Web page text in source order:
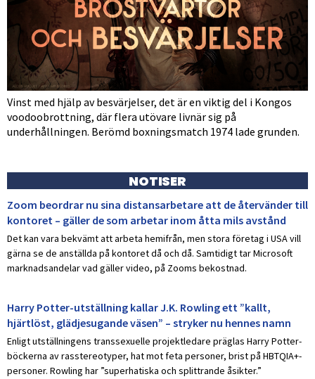
Vinst med hjälp av besvärjelser, det är en viktig del i Kongos
voodoobrottning, där flera utövare livnär sig på
underhållningen. Berömd boxningsmatch 1974 lade grunden.
NOTISER
Zoom beordrar nu sina distansarbetare att de återvänder till
kontoret – gäller de som arbetar inom åtta mils avstånd
Det kan vara bekvämt att arbeta hemifrån, men stora företag i USA vill
gärna se de anställda på kontoret då och då. Samtidigt tar Microsoft
marknadsandelar vad gäller video, på Zooms bekostnad.
Harry Potter-utställning kallar J.K. Rowling ett ”kallt,
hjärtlöst, glädjesugande väsen” – stryker nu hennes namn
Enligt utställningens transsexuelle projektledare präglas Harry Potter-
böckerna av rasstereotyper, hat mot feta personer, brist på HBTQIA+-
personer. Rowling har ”superhatiska och splittrande åsikter.”